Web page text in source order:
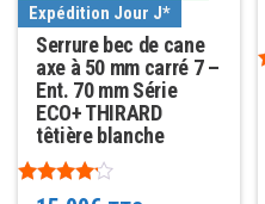
Expédition Jour J*
Serrure bec de cane
axe à 50 mm carré 7 –
Ent. 70 mm Série
ECO+ THIRARD
têtière blanche
Note